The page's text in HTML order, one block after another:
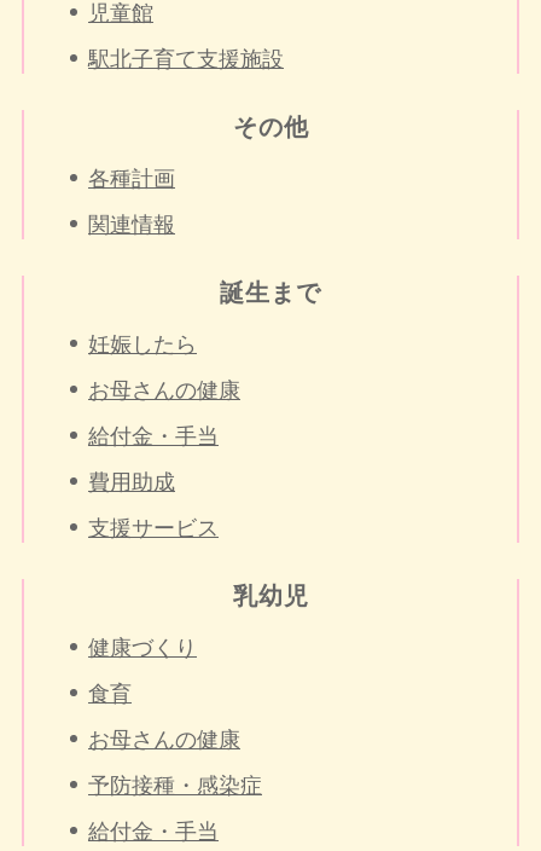
児童館
駅北子育て支援施設
その他
各種計画
関連情報
誕生まで
妊娠したら
お母さんの健康
給付金・手当
費用助成
支援サービス
乳幼児
健康づくり
食育
お母さんの健康
予防接種・感染症
給付金・手当